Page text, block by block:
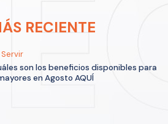
RECIENTE
Servir
son los beneficios disponibles para
en Agosto AQUÍ